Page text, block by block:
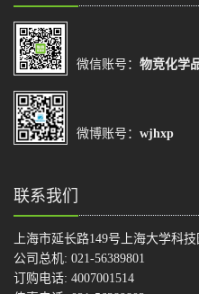
微信账号： 物竞化学
微博账号： wjhxp
联系我们
上海市延长路149号上海大学科技
公司总机: 021-56389801
订购电话: 4007001514